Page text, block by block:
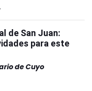
de San Juan:
para este
de Cuyo